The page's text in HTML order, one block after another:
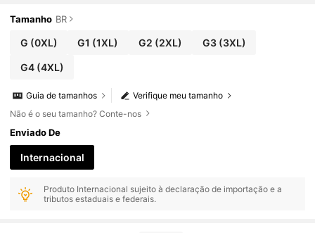
ea, Roupa de Férias Feminina, Vestido de Verão para Mulhere
Tamanho BR
G (0XL) G1 (1XL) G2 (2XL) G3(3XL)
G4(4XL)
Verifique meu tamanho
Guia de tamanhos
Não é o seu tamanho? Conte-nos
Enviado De
Internacional
Produto Internacional sujeito à declaração de importação e a
tributos estaduais e federais.